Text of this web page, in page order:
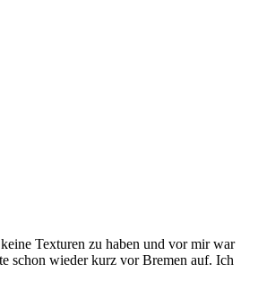
Texturen zu haben und vor mir war
schon wieder kurz vor Bremen auf. Ich